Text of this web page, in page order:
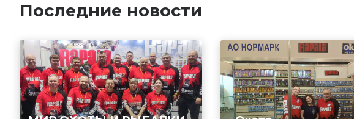
Последние новости